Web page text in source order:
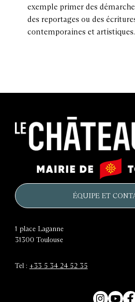
exemple primer des
des reportages ou des
contemporaines et
château
d'eau
Mairie
de
ÉQUIPE ET
1 place Laganne
31300 Toulouse
Tel : +33 5 34 24 52 35